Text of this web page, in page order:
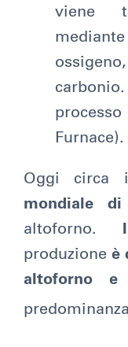
viene
Furnace).
Oggi
mondiale
altoforno.
produzione è
altoforno e